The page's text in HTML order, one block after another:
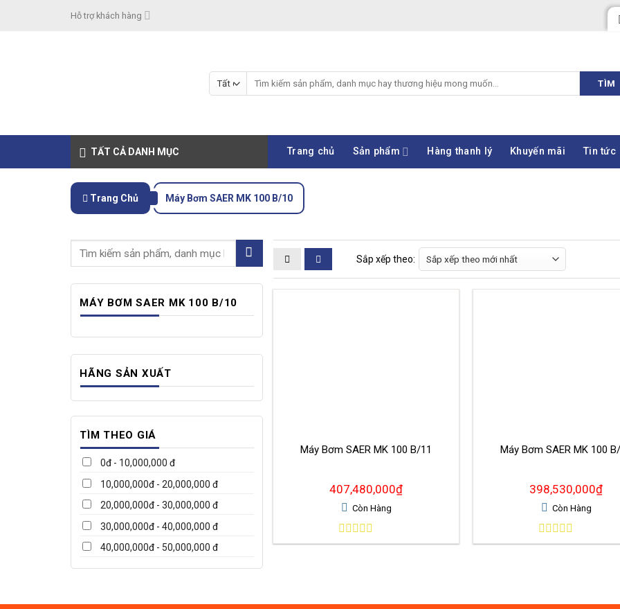
Hỗ trợ khách hàng
kiếm:
TÌM
TẤT CẢ DANH MỤC Trang chủ Sản phẩm Hàng thanh lý Khuyến mãi Tin tức
Trang Chủ Máy Bơm SAER MK 100 B/10
MÁY BƠM SAER MK 100 B/10
HÃNG SẢN XUẤT
TÌM THEO GIÁ
0đ - 10,000,000 đ
10,000,000đ - 20,000,000 đ
20,000,000đ - 30,000,000 đ
30,000,000đ - 40,000,000 đ
40,000,000đ - 50,000,000 đ
Sắp xếp theo:
Máy Bơm SAER MK 100 B/11
407,480,000₫
Còn Hàng
0
Máy Bơm SAER MK 100
398,530,000₫
Còn Hàng
0